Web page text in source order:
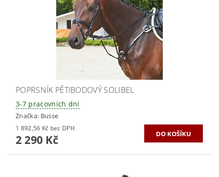
POPRSNÍK PĚTIBODOVÝ SOLIBEL
3-7 pracovních dní
Značka: Busse
1 892,56 Kč bez DPH
2 290 Kč